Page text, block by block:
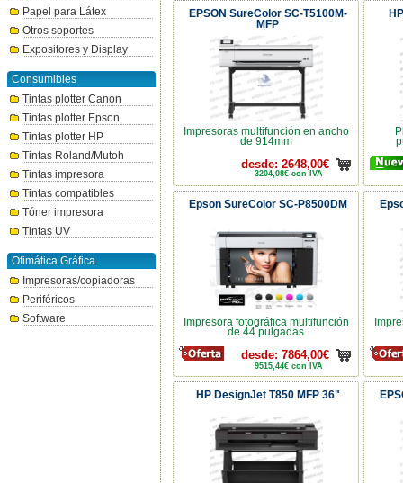
Papel para Látex
Otros soportes
Expositores y Display
Consumibles
Tintas plotter Canon
Tintas plotter Epson
Tintas plotter HP
Tintas Roland/Mutoh
Tintas impresora
Tintas compatibles
Tóner impresora
Tintas UV
Ofimática Gráfica
Impresoras/copiadoras
Periféricos
Software
EPSON SureColor SC-T5100M-
MFP
Impresoras multifunción en ancho
de 914mm
desde: 2648,00€
3204,08€ con IVA
Epson SureColor SC-P8500DM
Impresora fotográfica multifunción
de 44 pulgadas
desde: 7864,00€
9515,44€ con IVA
HP DesignJet T850 MFP 36"